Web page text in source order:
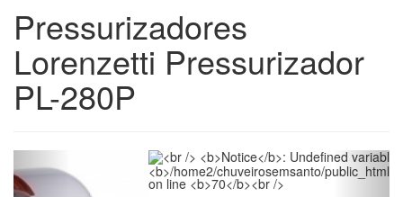
Pressurizadores
Lorenzetti Pressurizador
PL-280P